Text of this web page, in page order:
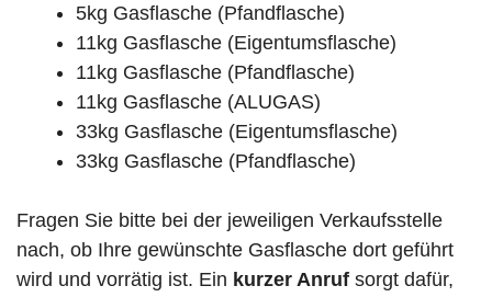
5kg Gasflasche (Pfandflasche)
11kg Gasflasche (Eigentumsflasche)
11kg Gasflasche (Pfandflasche)
11kg Gasflasche (ALUGAS)
33kg Gasflasche (Eigentumsflasche)
33kg Gasflasche (Pfandflasche)
Fragen Sie bitte bei der jeweiligen Verkaufsstelle
nach, ob Ihre gewünschte Gasflasche dort geführt
wird und vorrätig ist. Ein kurzer Anruf sorgt dafür,